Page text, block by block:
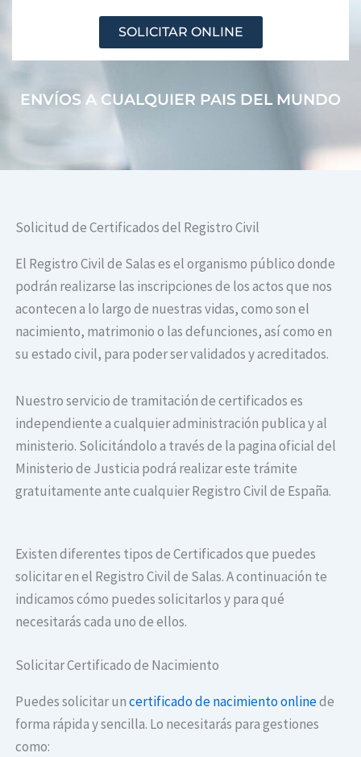
SOLICITAR ONLINE
ENVÍOS A CUALQUIER PAIS DEL MUNDO
Solicitud de Certificados del Registro Civil
El Registro Civil de Salas es el organismo público donde
podrán realizarse las inscripciones de los actos que nos
acontecen a lo largo de nuestras vidas, como son el
nacimiento, matrimonio o las defunciones, así como en
su estado civil, para poder ser validados y acreditados.
Nuestro servicio de tramitación de certificados es
independiente a cualquier administración publica y al
ministerio. Solicitándolo a través de la pagina oficial del
Ministerio de Justicia podrá realizar este trámite
gratuitamente ante cualquier Registro Civil de España.
Existen diferentes tipos de Certificados que puedes
solicitar en el Registro Civil de Salas. A continuación te
indicamos cómo puedes solicitarlos y para qué
necesitarás cada uno de ellos.
Solicitar Certificado de Nacimiento
Puedes solicitar uncertificado de nacimiento onlinede
forma rápida y sencilla. Lo necesitarás para gestiones
como: